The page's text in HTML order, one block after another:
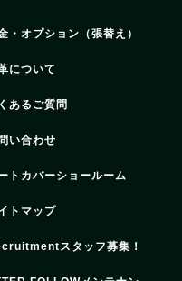
・オプション（張替え）
について
あるご質問
い合わせ
トカバーショールーム
トマップ
スタッフ募集！